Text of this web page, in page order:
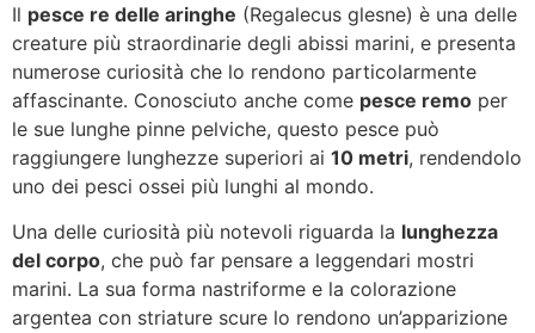
Il pesce re delle aringhe (Regalecus glesne) è una delle
creature più straordinarie degli abissi marini, e presenta
numerose curiosità che lo rendono particolarmente
affascinante. Conosciuto anche come pesce remo per
le sue lunghe pinne pelviche, questo pesce può
raggiungere lunghezze superiori ai 10 metri, rendendolo
uno dei pesci ossei più lunghi al mondo.
Una delle curiosità più notevoli riguarda la lunghezza
del corpo, che può far pensare a leggendari mostri
marini. La sua forma nastriforme e la colorazione
argentea con striature scure lo rendono un’apparizione